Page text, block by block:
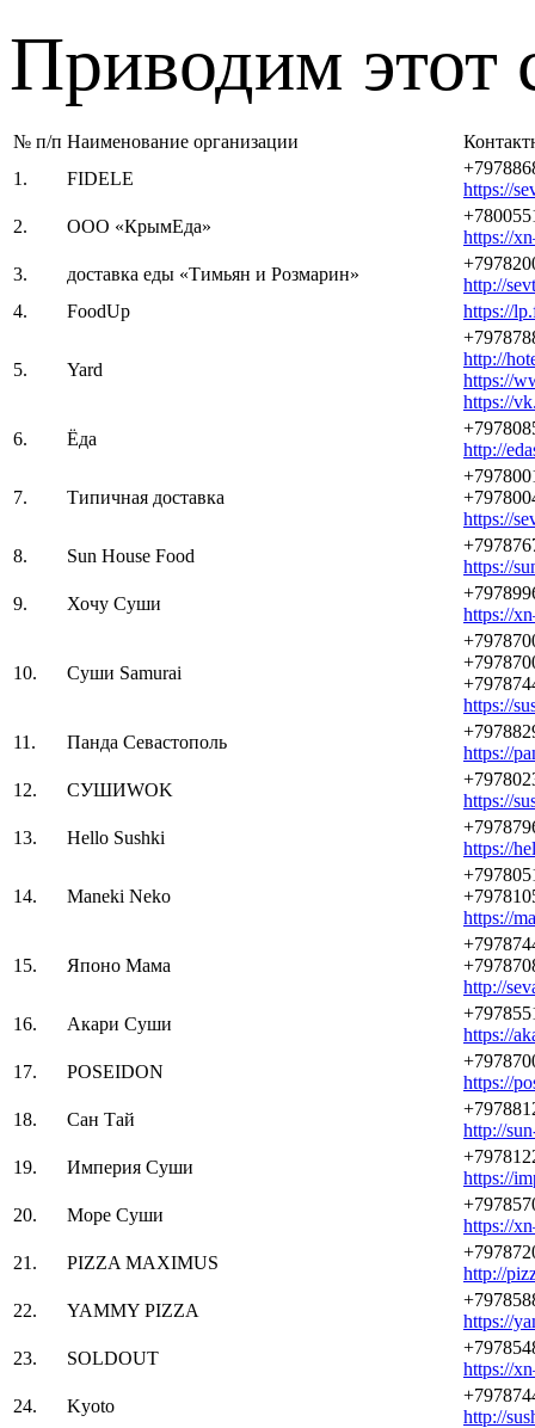
Приводим этот
№ п/п Наименование организации
1.
FIDELE
https://
2.
ООО «КрымЕда»
https://
3.
доставка еды «Тимьян и Розмарин»
http://
4.
FoodUp https://
5. Yard
http://
https://
https://
6.
Ёда
http://
7. Типичная доставка
https://
8.
Sun House Food
https://
9.
Хочу Суши
https://
10. Суши Samurai
https://
11.
Панда Севастополь
https://
12.
СУШИWOK
https://
13.
Hello Sushki
https://
14. Maneki Neko
https://
15. Японо Мама
http://
16.
Акари Суши
https://
17.
POSEIDON
https://
18.
Сан Тай
http://
19.
Империя Суши
https://
20.
Море Суши
https://
21.
PIZZA MAXIMUS
http://
22.
YAMMY PIZZA
https://
23.
SOLDOUT
https://
24.
Kyoto
http://